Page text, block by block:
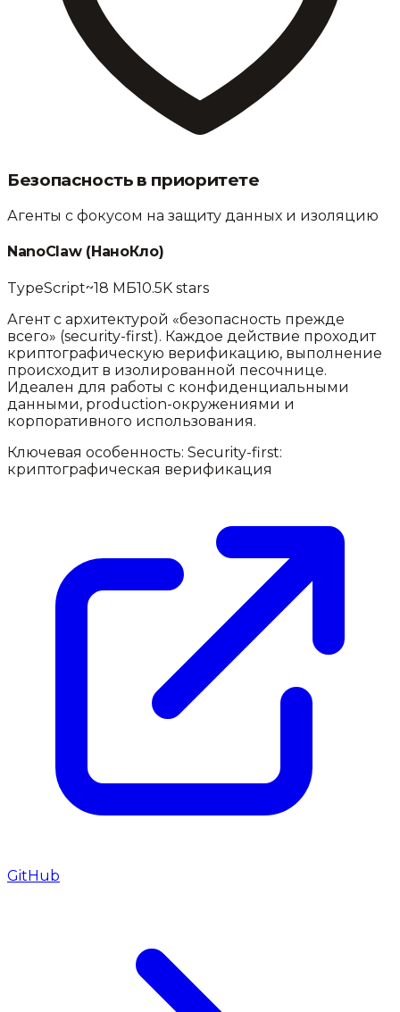
Безопасность в приоритете
Агенты с фокусом на защиту данных и изоляцию
NanoClaw (НаноКло)
TypeScript~18 МБ10.5K stars
Агент с архитектурой «безопасность прежде
всего» (security-first). Каждое действие проходит
криптографическую верификацию, выполнение
происходит в изолированной песочнице.
Идеален для работы с конфиденциальными
данными, production-окружениями и
корпоративного использования.
Ключевая особенность: Security-first:
криптографическая верификация
GitHub